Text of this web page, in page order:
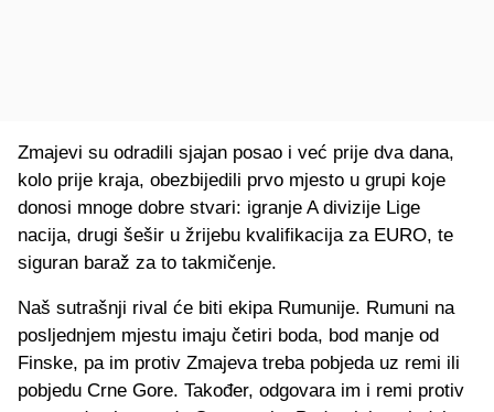
Zmajevi su odradili sjajan posao i već prije dva dana,
kolo prije kraja, obezbijedili prvo mjesto u grupi koje
donosi mnoge dobre stvari: igranje A divizije Lige
nacija, drugi šešir u žrijebu kvalifikacija za EURO, te
siguran baraž za to takmičenje.
Naš sutrašnji rival će biti ekipa Rumunije. Rumuni na
posljednjem mjestu imaju četiri boda, bod manje od
Finske, pa im protiv Zmajeva treba pobjeda uz remi ili
pobjedu Crne Gore. Također, odgovara im i remi protiv